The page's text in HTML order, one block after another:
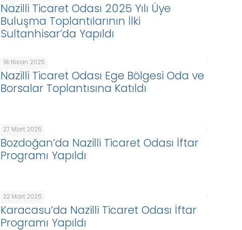
Nazilli Ticaret Odası 2025 Yılı Üye
Buluşma Toplantılarının İlki
Sultanhisar’da Yapıldı
18 Nisan 2025
Nazilli Ticaret Odası Ege Bölgesi Oda ve
Borsalar Toplantısına Katıldı
27 Mart 2025
Bozdoğan’da Nazilli Ticaret Odası İftar
Programı Yapıldı
22 Mart 2025
Karacasu’da Nazilli Ticaret Odası İftar
Programı Yapıldı